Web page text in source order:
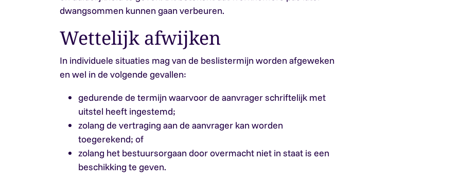
dwangsommen kunnen gaan verbeuren.
Wettelijk afwijken
In individuele situaties mag van de beslistermijn worden afgeweken
en wel in de volgende gevallen:
gedurende de termijn waarvoor de aanvrager schriftelijk met
uitstel heeft ingestemd;
zolang de vertraging aan de aanvrager kan worden
toegerekend; of
zolang het bestuursorgaan door overmacht niet in staat is een
beschikking te geven.